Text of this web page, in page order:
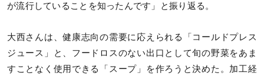
が流行していることを知ったんです」と振り返る。
大西さんは、健康志向の需要に応えられる「コールドプレス
ジュース」と、フードロスのない出口として旬の野菜をあま
すことなく使用できる「スープ」を作ろうと決めた。加工経